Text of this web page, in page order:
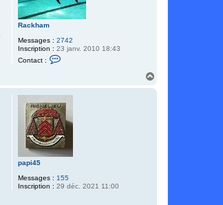
Rackham
Messages : 2742
Inscription : 23 janv. 2010 18:43
Contact :
a
c
t
e
r
R
a
c
k
m
papi45
Messages : 155
Inscription : 29 déc. 2021 11:00